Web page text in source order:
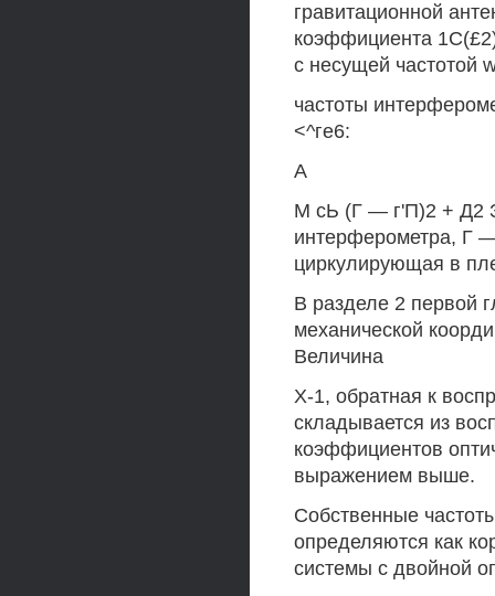
гравитационной
коэффициента 1С(£2)
с несущей частотой
частоты
<^ге6:
А
М сЬ (Г — г'П)2 + Д2
интерферометра, Г
циркулирующая в
В разделе 2 первой
механической
Величина
Х-1, обратная к
складывается из
коэффициентов
выражением выше.
Собственные
определяются как
системы с двойной